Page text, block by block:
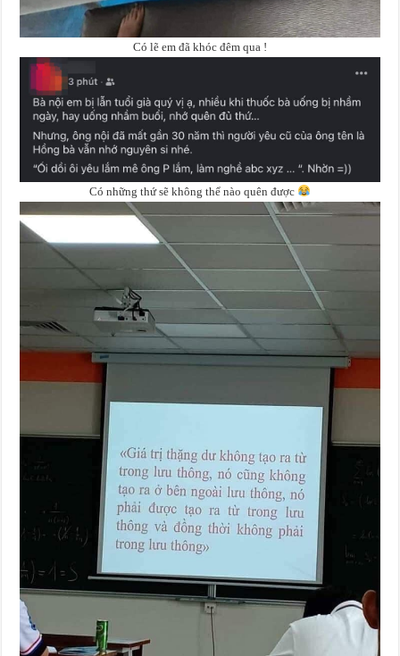
Có lẽ em đã khóc đêm qua !
Có những thứ sẽ không thể nào quên được